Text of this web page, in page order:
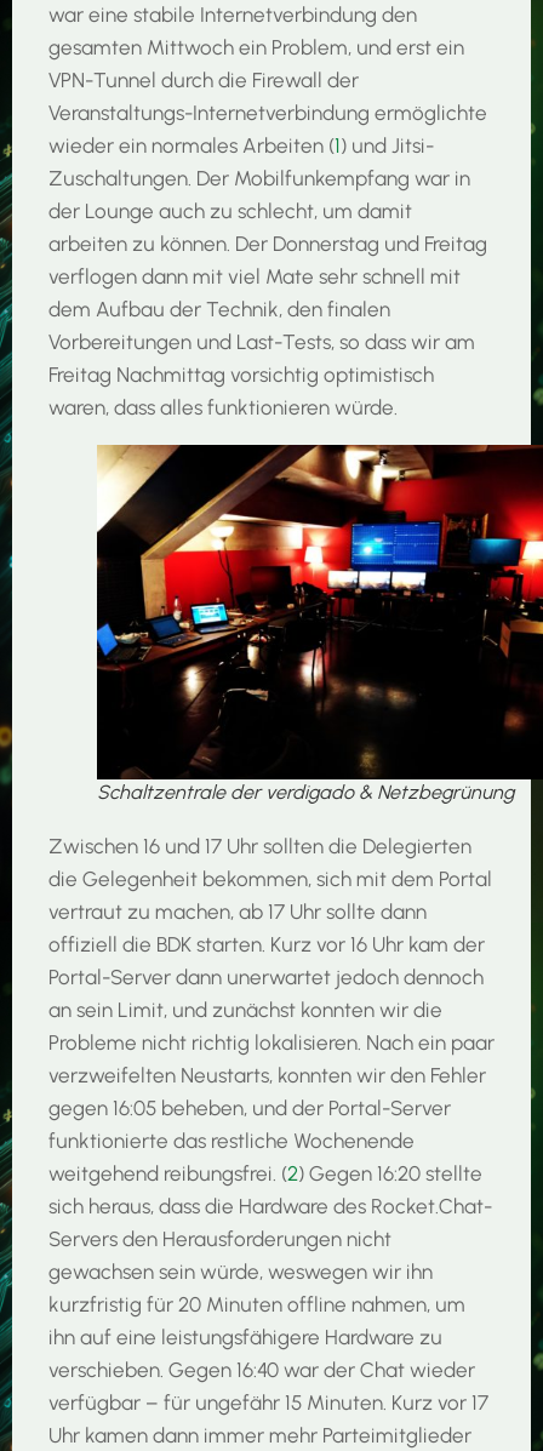
war eine stabile Internetverbindung den
gesamten Mittwoch ein Problem, und erst ein
VPN-Tunnel durch die Firewall der
Veranstaltungs-Internetverbindung ermöglichte
wieder ein normales Arbeiten (1) und Jitsi-
Zuschaltungen. Der Mobilfunkempfang war in
der Lounge auch zu schlecht, um damit
arbeiten zu können. Der Donnerstag und Freitag
verflogen dann mit viel Mate sehr schnell mit
dem Aufbau der Technik, den finalen
Vorbereitungen und Last-Tests, so dass wir am
Freitag Nachmittag vorsichtig optimistisch
waren, dass alles funktionieren würde.
Schaltzentrale der verdigado & Netzbegrünung
Zwischen 16 und 17 Uhr sollten die Delegierten
die Gelegenheit bekommen, sich mit dem Portal
vertraut zu machen, ab 17 Uhr sollte dann
offiziell die BDK starten. Kurz vor 16 Uhr kam der
Portal-Server dann unerwartet jedoch dennoch
an sein Limit, und zunächst konnten wir die
Probleme nicht richtig lokalisieren. Nach ein paar
verzweifelten Neustarts, konnten wir den Fehler
gegen 16:05 beheben, und der Portal-Server
funktionierte das restliche Wochenende
weitgehend reibungsfrei. (2) Gegen 16:20 stellte
sich heraus, dass die Hardware des Rocket.Chat-
Servers den Herausforderungen nicht
gewachsen sein würde, weswegen wir ihn
kurzfristig für 20 Minuten offline nahmen, um
ihn auf eine leistungsfähigere Hardware zu
verschieben. Gegen 16:40 war der Chat wieder
verfügbar – für ungefähr 15 Minuten. Kurz vor 17
Uhr kamen dann immer mehr Parteimitglieder